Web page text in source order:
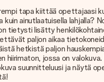
tapa kiittää opettajaasi
kuin ainutlaatuisella lahjalla?
tietysti lisätty
paljon aikaa
hetkistä paljon
hiirimaton, jossa on valokuva.
suunnitteluusi ja näytä